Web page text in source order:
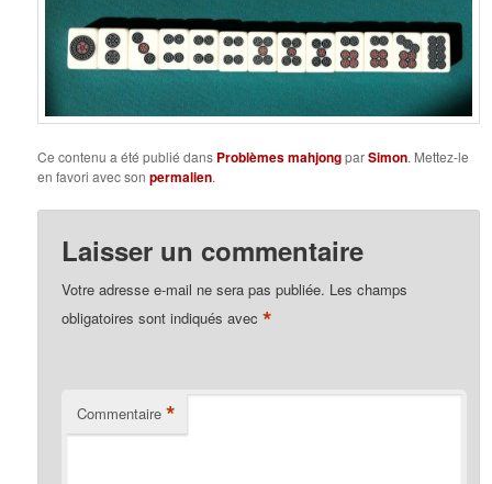
Ce contenu a été publié dans Problèmes mahjongparSimon. Mettez-le
en favori avec sonpermalien.
Laisser un commentaire
Votre adresse e-mail ne sera pas publiée. Les champs
obligatoires sont indiqués avec*
Commentaire *